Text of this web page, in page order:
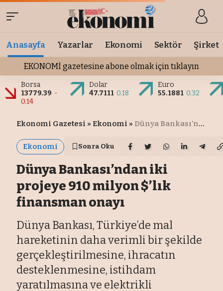
Anasayfa Yazarlar Ekonomi Sektör Şirket
EKONOMİ gazetesine abone olmak için tıklayın
Borsa
13779.39 -
0.14
Dolar
47.7111 0.18
Euro
55.1881 0.32
Ekonomi Gazetesi » Ekonomi » Dünya Bankası’ndan iki projeye 910 milyon $’lık finansman onayı
Ekonomi Sonra Oku
Dünya Bankası’ndan iki
projeye 910 milyon $’lık
finansman onayı
Dünya Bankası, Türkiye’de mal
hareketinin daha verimli bir şekilde
gerçekleştirilmesine, ihracatın
desteklenmesine, istihdam
yaratılmasına ve elektrikli